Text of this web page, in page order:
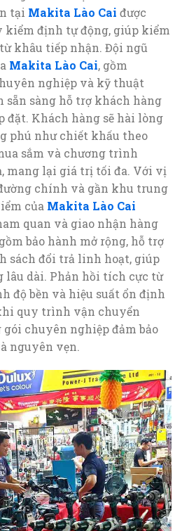
tại Makita Lào Cai được
kiểm định tự động, giúp kiểm
khâu tiếp nhận. Đội ngũ
Makita Lào Cai, gồm
nghiệp và kỹ thuật
sẵn sàng hỗ trợ khách hàng
đặt. Khách hàng sẽ hài lòng
phú như chiết khấu theo
sắm và chương trình
mang lại giá trị tối đa. Với vị
chính và gần khu trung
của Makita Lào Cai
quan và giao nhận hàng
bảo hành mở rộng, hỗ trợ
sách đổi trả linh hoạt, giúp
lâu dài. Phản hồi tích cực từ
độ bền và hiệu suất ổn định
quy trình vận chuyển
chuyên nghiệp đảm bảo
nguyên vẹn.